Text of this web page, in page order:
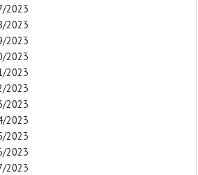
2023
2023
2023
2023
2023
2023
2023
2023
2023
2023
2023